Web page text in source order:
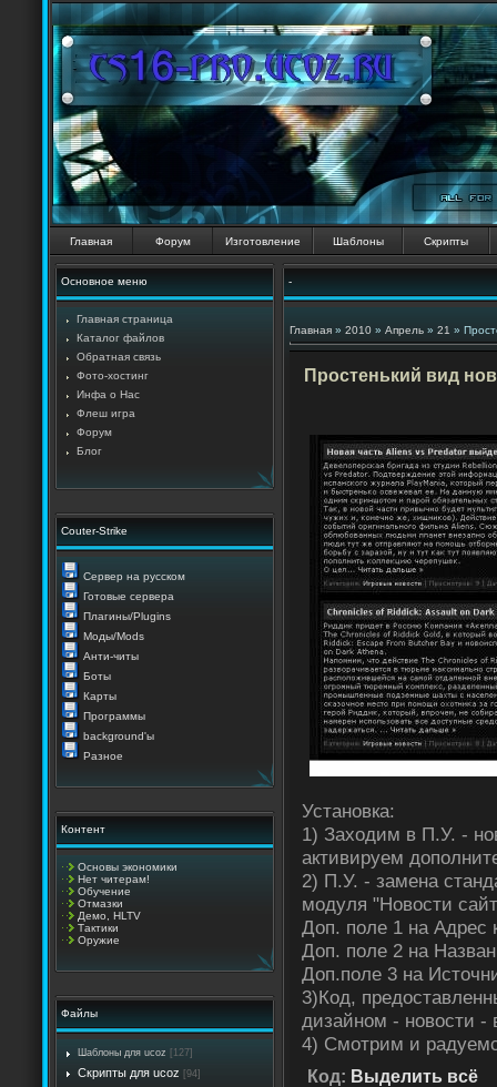
Главная Форум Изготовление Шаблоны Скрипты
Основное меню
Главная страница
Каталог файлов
Обратная связь
Фото-хостинг
Инфа о Нас
Флеш игра
Форум
Блог
Couter-Strike
Сервер на русском
Готовые сервера
Плагины/Plugins
Моды/Mods
Анти-читы
Боты
Карты
Программы
background'ы
Разное
Контент
Основы экономики
Нет читерам!
Обучение
Отмазки
Демо, HLTV
Тактики
Оружие
Файлы
Шаблоны для ucoz [127]
Скрипты для ucoz
[94]
-
Главная » 2010 » Апрель » 21 »
Простенький вид
Установка:
1) Заходим в П.У. -
активируем
2) П.У. - замена
модуля "Новости
Доп. поле 1 на Адрес
Доп. поле 2 на
Доп.поле 3 на
3)Код,
дизайном - новости -
4) Смотрим и
Код: Выделить всё